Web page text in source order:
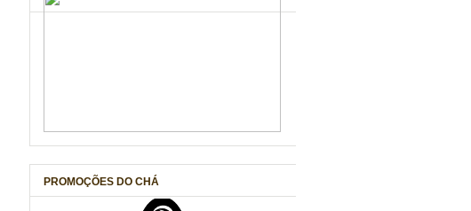
PROMOÇÕES DO CHÁ